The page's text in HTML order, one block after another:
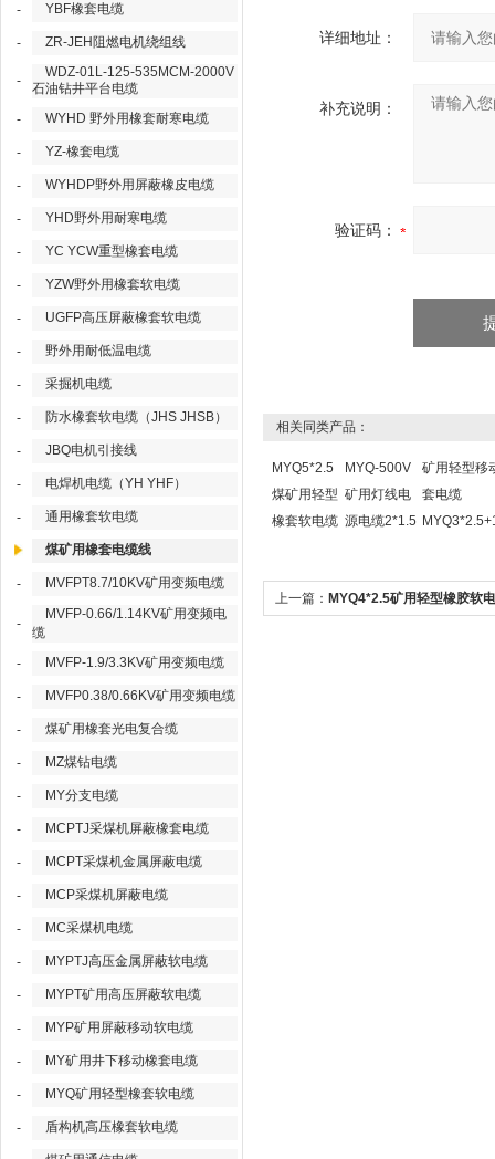
- YBF橡套电缆
- ZR-JEH阻燃电机绕组线
-
WDZ-01L-125-535MCM-2000V
石油钻井平台电缆
-
WYHD 野外用橡套耐寒电缆
- YZ-橡套电缆
- WYHDP野外用屏蔽橡皮电缆
- YHD野外用耐寒电缆
- YC YCW重型橡套电缆
- YZW野外用橡套软电缆
- UGFP高压屏蔽橡套软电缆
- 野外用耐低温电缆
- 采掘机电缆
- 防水橡套软电缆（JHS JHSB）
- JBQ电机引接线
- 电焊机电缆（YH YHF）
- 通用橡套软电缆
煤矿用橡套电缆线
- MVFPT8.7/10KV矿用变频电缆
-
MVFP-0.66/1.14KV矿用变频电
缆
-
MVFP-1.9/3.3KV矿用变频电缆
- MVFP0.38/0.66KV矿用变频电缆
- 煤矿用橡套光电复合缆
- MZ煤钻电缆
- MY分支电缆
- MCPTJ采煤机屏蔽橡套电缆
- MCPT采煤机金属屏蔽电缆
- MCP采煤机屏蔽电缆
- MC采煤机电缆
- MYPTJ高压金属屏蔽软电缆
- MYPT矿用高压屏蔽软电缆
- MYP矿用屏蔽移动软电缆
- MY矿用井下移动橡套电缆
- MYQ矿用轻型橡套软电缆
- 盾构机高压橡套软电缆
详细地址：
补充说明：
验证码：
相关同类产品：
MYQ5*2.5
煤矿用轻型
橡套软电缆
MYQ-500V
矿用灯线电
源电缆2*1.5
矿用轻型移
套电缆
上一篇： MYQ4*2.5矿用轻型橡胶软